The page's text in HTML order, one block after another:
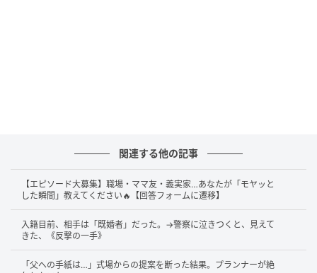
関連する他の記事
【エピソード大募集】職場・ママ友・義実家…あなたが「モヤッと
した瞬間」教えてください🔥【回答フォームに遷移】
入籍目前、相手は「既婚者」だった。→警察に泣きつくと、見えて
きた、《反撃の一手》
「父への手紙は…」式場からの提案を断った結果。プランナーが絶